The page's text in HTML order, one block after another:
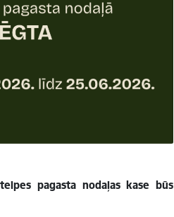
pagasta nodaļas kase būs